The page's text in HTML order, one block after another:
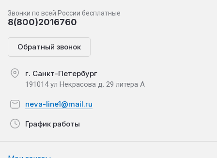
Звонки по всей России бесплатные
8(800)2016760
Обратный звонок
г. Санкт-Петербург
191014 ул Некрасова д. 29 литера А
neva-line1@mail.ru
График работы